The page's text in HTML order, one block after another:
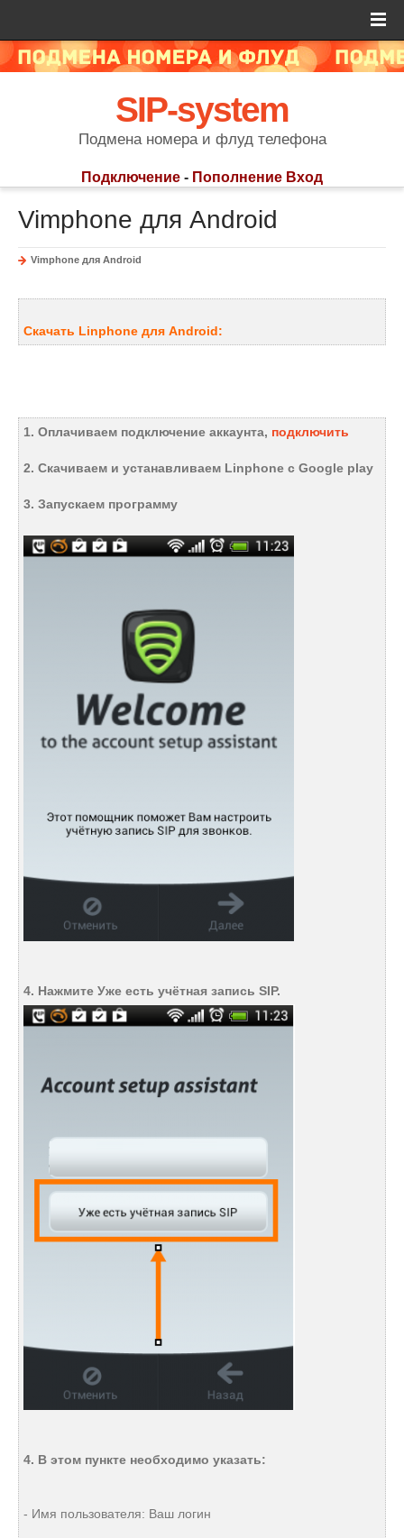
SIP-system
Подмена номера и флуд телефона
Подключение - Пополнение Вход
Vimphone для Android
Vimphone для Android
Скачать Linphone для Android:
1. Оплачиваем подключение аккаунта, подключить
2. Скачиваем и устанавливаем Linphone с Google play
3. Запускаем программу
4. Нажмите Уже есть учётная запись SIP.
4. В этом пункте необходимо указать:
- Имя пользователя: Ваш логин